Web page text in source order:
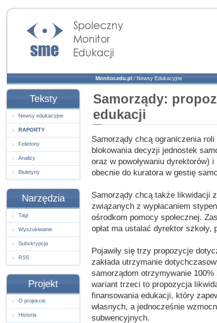
Społeczny Monitor
Edukacji
Monitor.edu.pl / Newsy Edukacyjne
Teksty
Newsy edukacyjne
RAPORTY
Felietony
Analizy
Biuletyny
Narzędzia
Tagi
Wyszukiwanie
Subskrypcja
RSS
Projekt
O projekcie
Historia
Samorządy:
edukacji
Samorządy chcą ograniczenia
blokowania decyzji jednostek
oraz w powoływaniu dyrektorów)
obecnie do kuratora w gestię
Samorządy chcą także likwidacji
związanych z wypłacaniem
ośrodkom pomocy społecznej.
opłat ma ustalać dyrektor
Pojawiły się trzy propozycje
zakłada utrzymanie
samorządom otrzymywanie 100%
wariant trzeci to propozycja
finansowania edukacji, który
własnych, a jednocześnie
subwencyjnych.